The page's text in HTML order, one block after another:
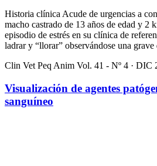
Historia clínica Acude de urgencias a
macho castrado de 13 años de edad y 2
episodio de estrés en su clínica de
ladrar y “llorar” observándose una grave
Clin Vet Peq Anim Vol. 41 - Nº 4 · DIC
Visualización de agentes
sanguíneo